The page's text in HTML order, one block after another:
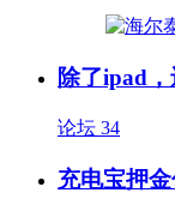
除了ipad
论坛 34
充电宝押